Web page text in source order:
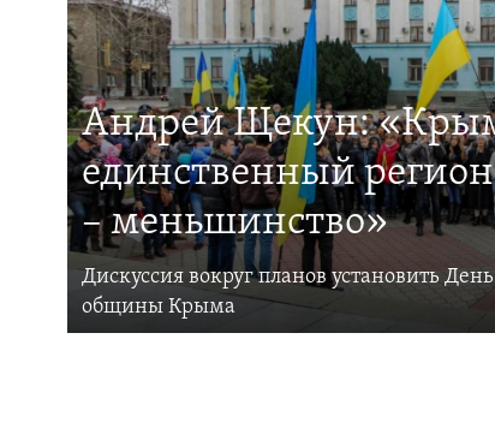
Андрей Щекун:
единственный
– меньшинство»
Дискуссия вокруг планов установить
общины Крыма